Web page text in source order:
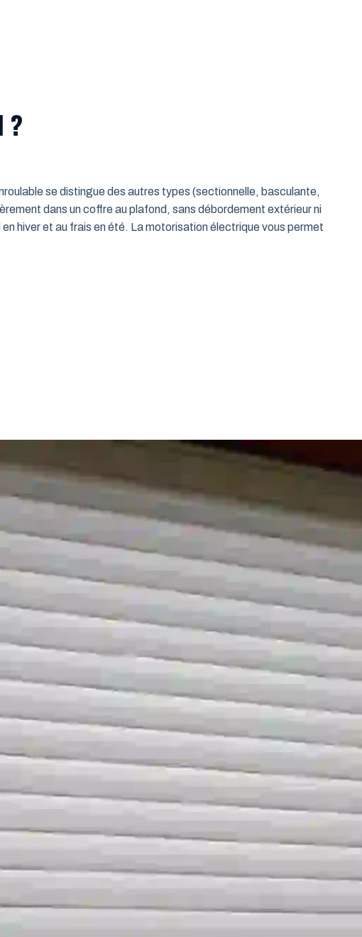
?
se distingue des autres types (sectionnelle, basculante,
dans un coffre au plafond, sans débordement extérieur ni
hiver et au frais en été. La motorisation électrique vous permet